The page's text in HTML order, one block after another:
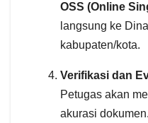
OSS (Online
langsung ke
kabupaten/kota.
Verifikasi dan
Petugas akan
akurasi